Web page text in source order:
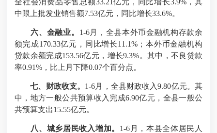
全社会消费品零售总额33.21亿元，同比增长3.9%，其
中限上批发业销售额7.53亿元，同比增长33.6%。
六、 金融业。 1-6月，全县本外币金融机构存款余
额完成170.33亿元，同比增长11.1%；本外币金融机构
贷款余额完成153.56亿元，增长9.3%。其中，不良贷款
率0.91%，比上月下降0.07个百分点。
七、财政收支。 1-6月，全县财政收入9.80亿元。其
中，地方一般公共预算收入完成6.90亿元，全县一般公
共预算支出15.55亿元。
八 、 城乡居民收入增加。 1-6月，本县全体居民人